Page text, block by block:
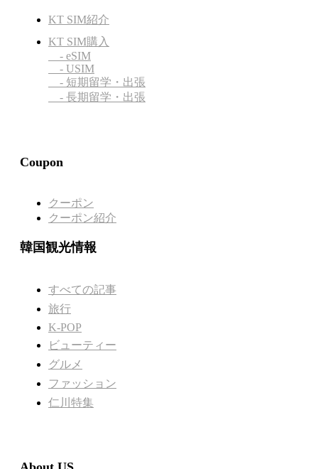
KT SIM紹介
KT SIM購入
- eSIM
- USIM
- 短期留学・出張
- 長期留学・出張
Coupon
クーポン
クーポン紹介
韓国観光情報
すべての記事
旅行
K-POP
ビューティー
グルメ
ファッション
仁川特集